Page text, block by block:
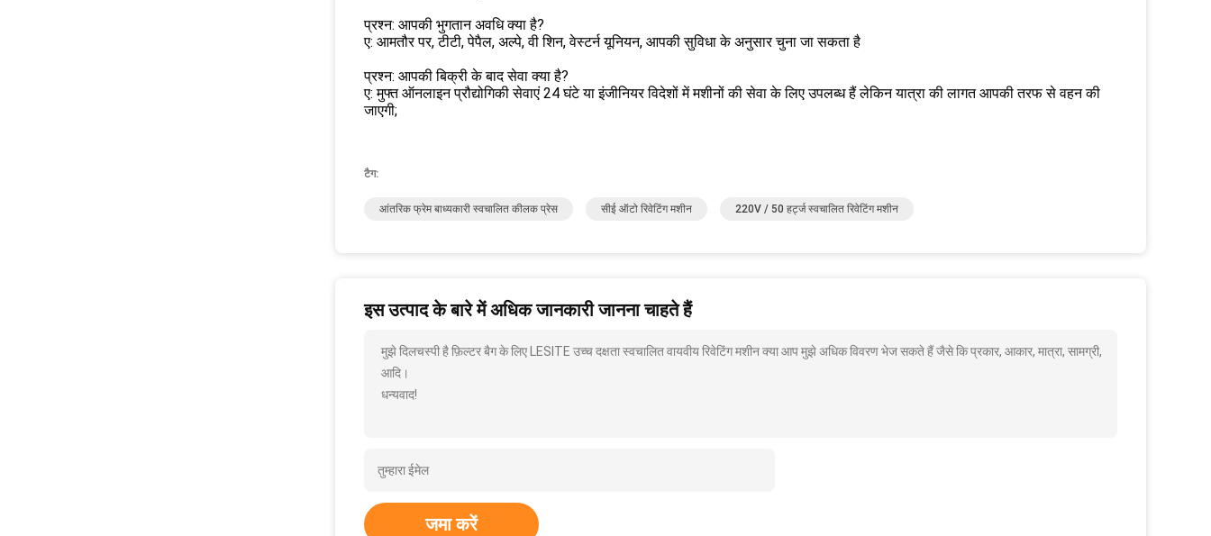
प्रश्न: आपकी भुगतान अवधि क्या है?
ए: आमतौर पर, टीटी, पेपैल, अल्पे, वी शिन, वेस्टर्न यूनियन, आपकी सुविधा के अनुसार चुना जा सकता है
प्रश्न: आपकी बिक्री के बाद सेवा क्या है?
ए: मुफ्त ऑनलाइन प्रौद्योगिकी सेवाएं 24 घंटे या इंजीनियर विदेशों में मशीनों की सेवा के लिए उपलब्ध हैं लेकिन यात्रा की लागत आपकी तरफ से वहन की
जाएगी;
टैग:
आंतरिक फ्रेम बाध्यकारी स्वचालित कीलक प्रेस सीई ऑटो रिवेटिंग मशीन 220V / 50 हर्ट्ज स्वचालित रिवेटिंग मशीन
इस उत्पाद के बारे में अधिक जानकारी जानना चाहते हैं
मुझे दिलचस्पी है फ़िल्टर बैग के लिए LESITE उच्च दक्षता स्वचालित वायवीय रिवेटिंग मशीन क्या आप मुझे अधिक विवरण भेज सकते हैं जैसे कि प्रकार, आकार, मात्रा, सामग्री,
आदि।
धन्यवाद!
जमा करें